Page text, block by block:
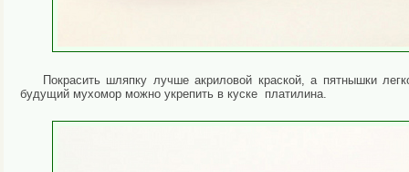
Покрасить шляпку лучше акриловой краской, а пятнышки
будущий мухомор можно укрепить в куске платилина.